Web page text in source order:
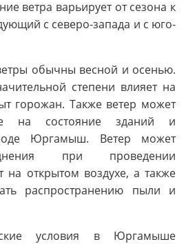
ветра варьирует от сезона к
с северо-запада и с юго-
обычны весной и осенью.
степени влияет на
горожан. Также ветер может
на состояние зданий и
Юргамыш. Ветер может
при проведении
на открытом воздухе, а также
распространению пыли и
условия в Юргамыше